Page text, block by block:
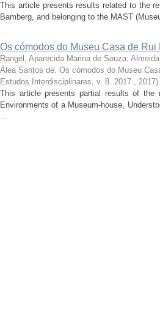
This article presents results related to the
Bamberg, and belonging to the MAST
Os cómodos do Museu Casa de
Rangel, Aparecida Marina de Souza;
Álea Santos de. Os cómodos do Museu
Estudos Interdisciplinares, v. 8. 2017., 2017)
This article presents partial results of the
Environments of a Museum-house,
...